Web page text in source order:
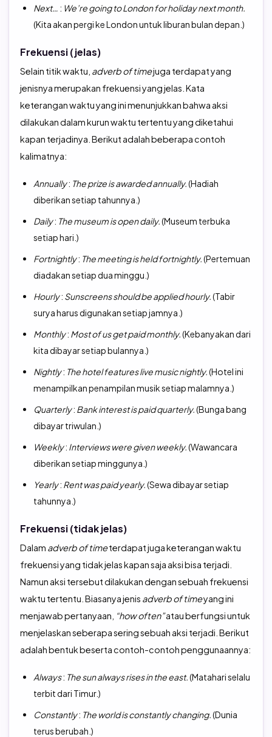
Next… : We’re going to London for holiday next month.
(Kita akan pergi ke London untuk liburan bulan depan.)
Frekuensi (jelas)
Selain titik waktu, adverb of timejuga terdapat yang
jenisnya merupakan frekuensi yang jelas. Kata
keterangan waktu yang ini menunjukkan bahwa aksi
dilakukan dalam kurun waktu tertentu yang diketahui
kapan terjadinya. Berikut adalah beberapa contoh
kalimatnya:
Annually: The prize is awarded annually. (Hadiah
diberikan setiap tahunnya.)
Daily: The museum is open daily. (Museum terbuka
setiap hari.)
Fortnightly: The meeting is held fortnightly. (Pertemuan
diadakan setiap dua minggu.)
Hourly: Sunscreens should be applied hourly. (Tabir
surya harus digunakan setiap jamnya.)
Monthly: Most of us get paid monthly. (Kebanyakan dari
kita dibayar setiap bulannya.)
Nightly: The hotel features live music nightly. (Hotel ini
menampilkan penampilan musik setiap malamnya.)
Quarterly: Bank interest is paid quarterly. (Bunga bang
dibayar triwulan.)
Weekly: Interviews were given weekly. (Wawancara
diberikan setiap minggunya.)
Yearly: Rent was paid yearly. (Sewa dibayar setiap
tahunnya.)
Frekuensi (tidak jelas)
Dalam adverb of timeterdapat juga keterangan waktu
frekuensi yang tidak jelas kapan saja aksi bisa terjadi.
Namun aksi tersebut dilakukan dengan sebuah frekuensi
waktu tertentu. Biasanya jenis adverb of timeyang ini
menjawab pertanyaan, “how often”atau berfungsi untuk
menjelaskan seberapa sering sebuah aksi terjadi. Berikut
adalah bentuk beserta contoh-contoh penggunaannya:
Always: The sun always rises in the east. (Matahari selalu
terbit dari Timur.)
Constantly: The world is constantly changing. (Dunia
terus berubah.)